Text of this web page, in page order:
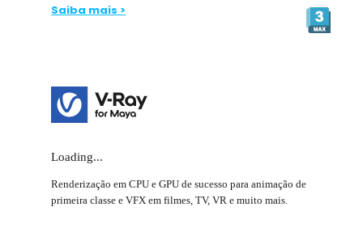
Saiba mais >
Loading...
Renderização em CPU e GPU de sucesso para animação de
primeira classe e VFX em filmes, TV, VR e muito mais.